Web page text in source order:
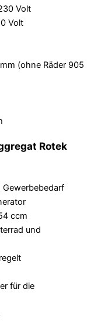
Volt
Volt
(ohne Räder 905
Rotek
ccm
und
für die